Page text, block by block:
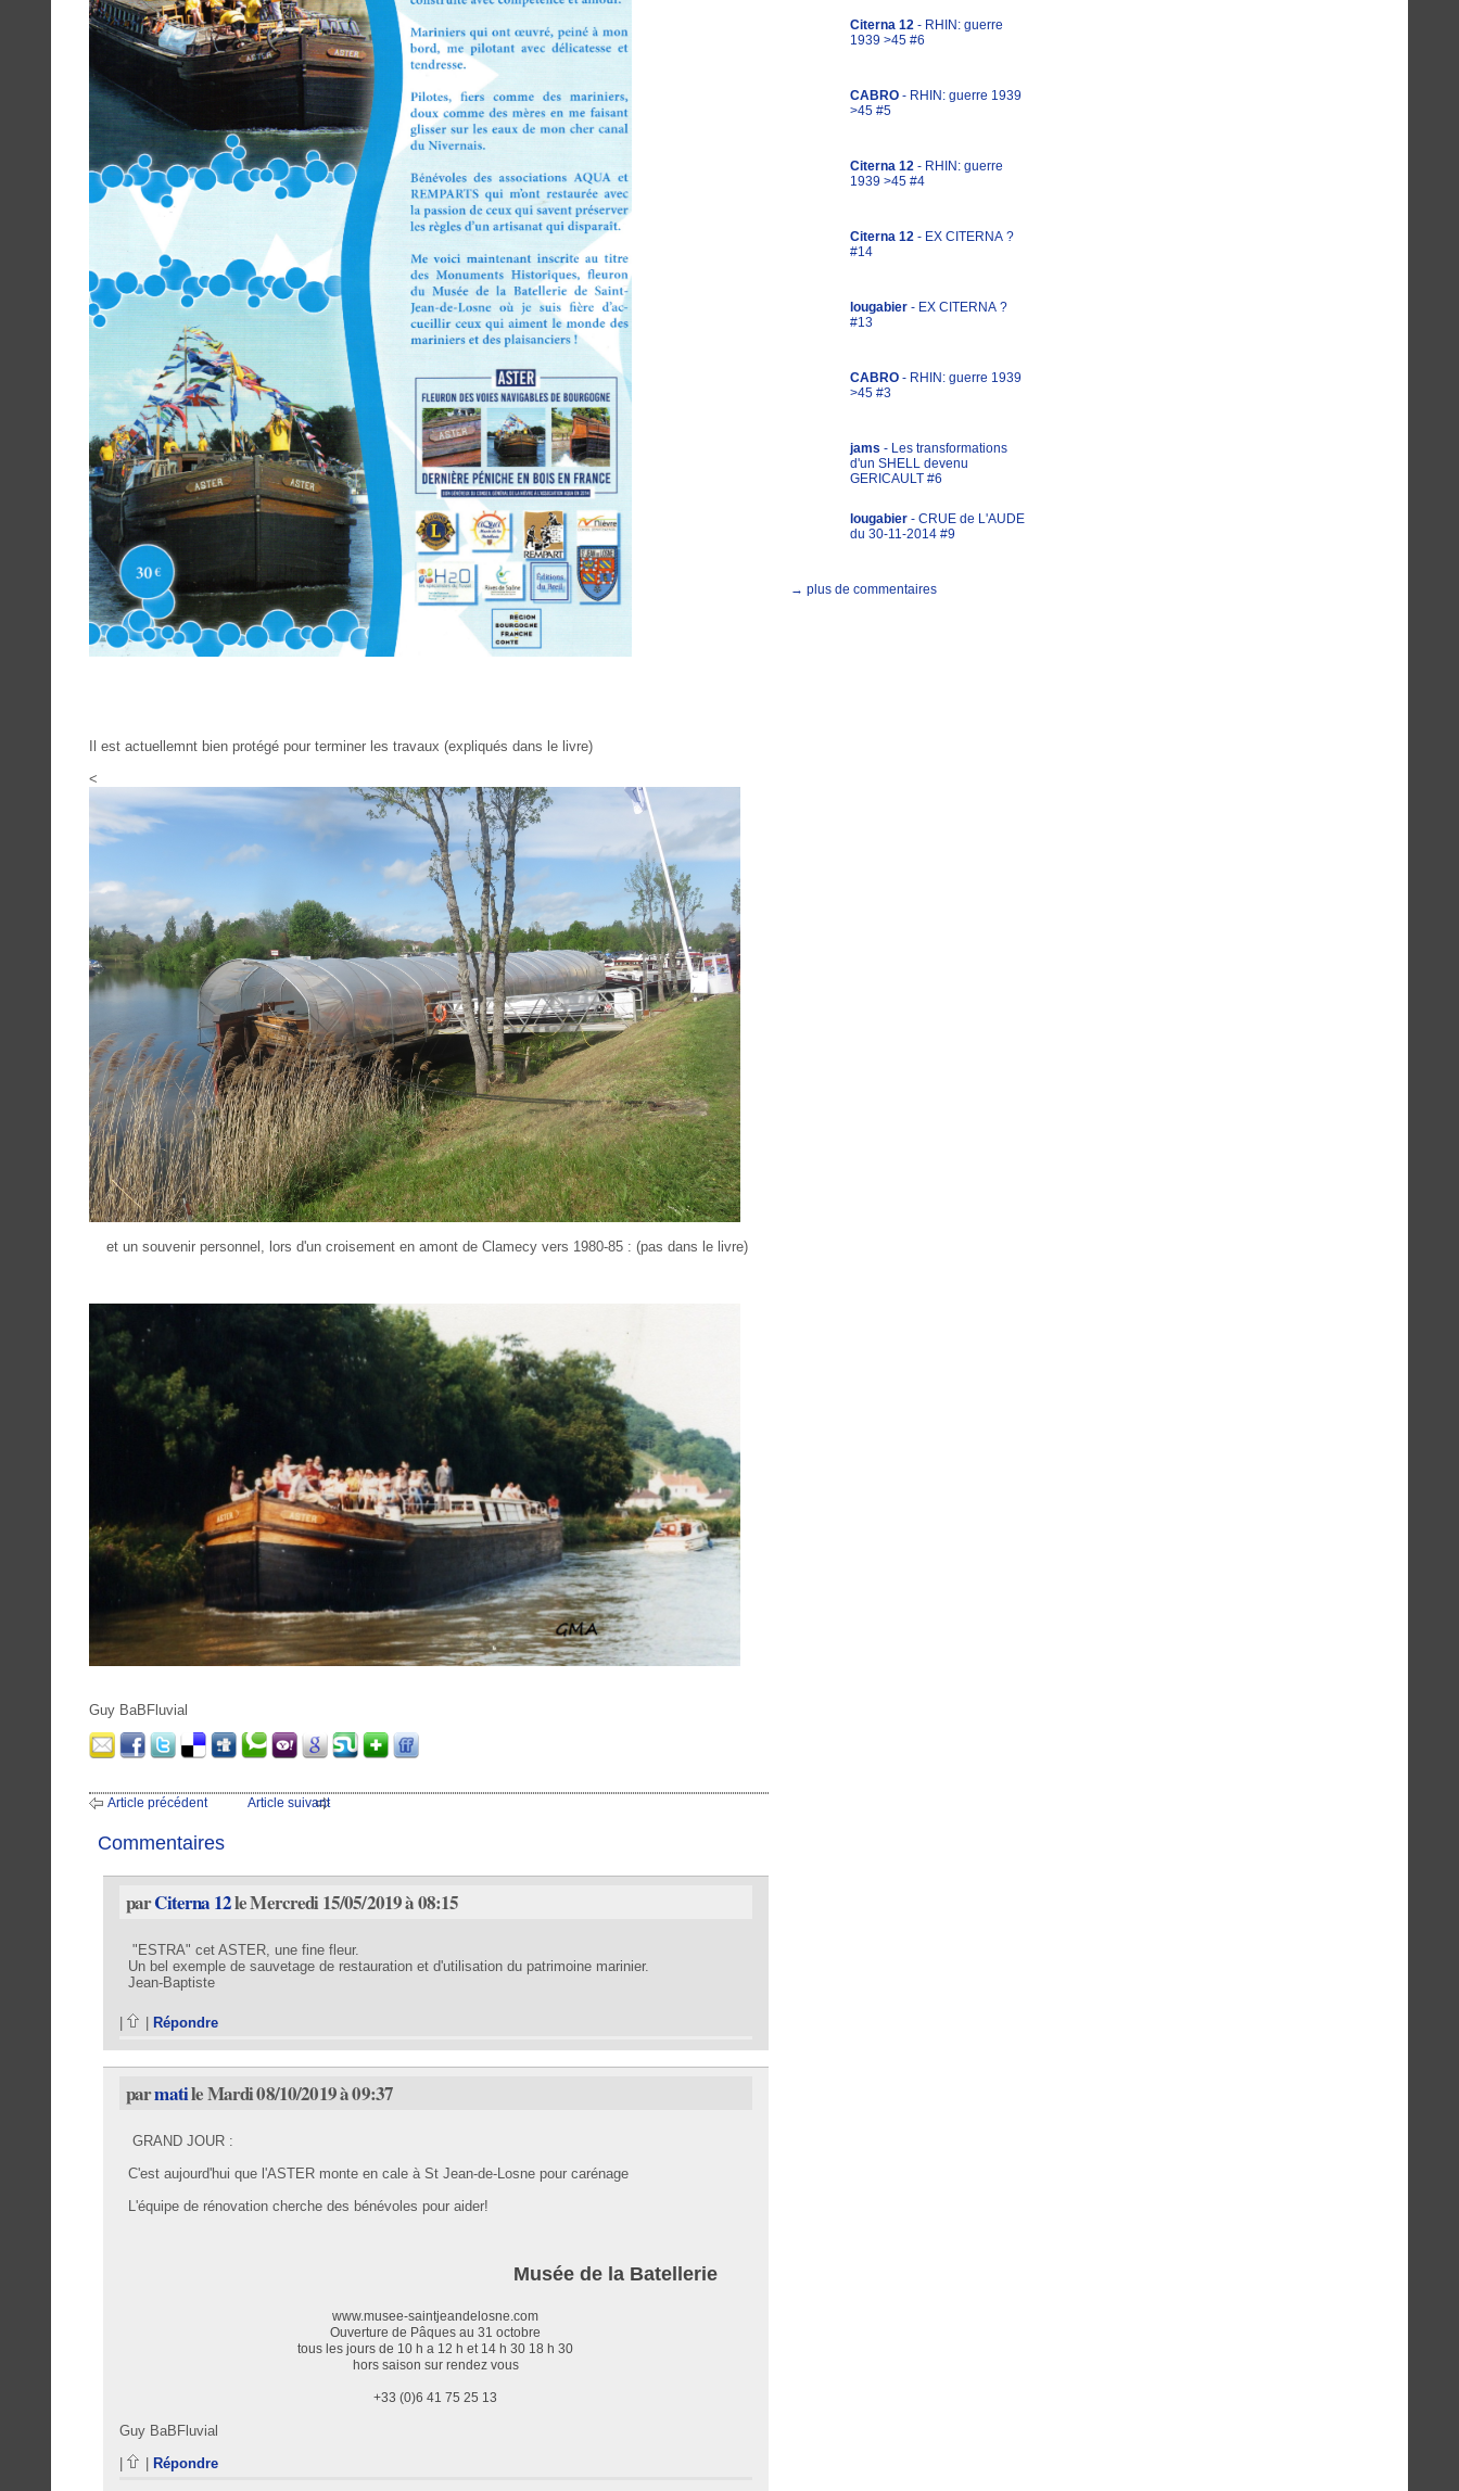
Il est actuellemnt bien protégé pour terminer les travaux (expliqués dans le livre)
<
et un souvenir personnel, lors d'un croisement en amont de Clamecy vers 1980-85 : (pas dans le livre)
Guy BaBFluvial
Article précédent Article suivant
Commentaires
parCiterna 12le Mercredi 15/05/2019 à 08:15
"ESTRA" cet ASTER, une fine fleur.
Un bel exemple de sauvetage de restauration et d'utilisation du patrimoine marinier.
Jean-Baptiste
Répondre
parmatile Mardi 08/10/2019 à 09:37
GRAND JOUR :
C'est aujourd'hui que l'ASTER monte en cale à St Jean-de-Losne pour carénage
L'équipe de rénovation cherche des bénévoles pour aider!
Musée de la Batellerie
www.musee-saintjeandelosne.com
Ouverture de Pâques au 31 octobre
tous les jours de 10 h a 12 h et 14 h 30 18 h 30
hors saison sur rendez vous
+33 (0)6 41 75 25 13
Guy BaBFluvial
|
| Répondre
Citerna 12 - RHIN: guerre
1939 >45 #6
CABRO - RHIN: guerre 1939
>45 #5
Citerna 12 - RHIN: guerre
1939 >45 #4
Citerna 12 - EX CITERNA ?
#14
lougabier - EX CITERNA ?
#13
CABRO - RHIN: guerre 1939
>45 #3
jams - Les transformations
d'un SHELL devenu
GERICAULT #6
lougabier - CRUE de L'AUDE
du 30-11-2014 #9
→ plus de commentaires